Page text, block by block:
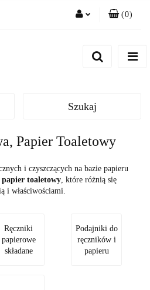
(0)
Szukaj
Papier Toaletowy
i czyszczących na bazie papieru
toaletowy , które różnią się
i właściwościami.
Ręczniki
papierowe
składane
Podajniki do
ręczników i
papieru